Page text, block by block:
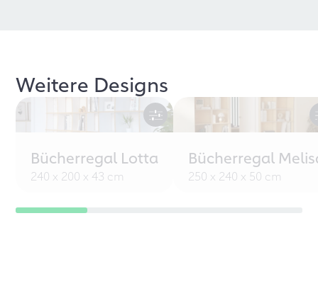
Weitere Designs
Bücherregal Lotta
240 x 200 x 43 cm
Bücherregal
250 x 240 x 50 cm